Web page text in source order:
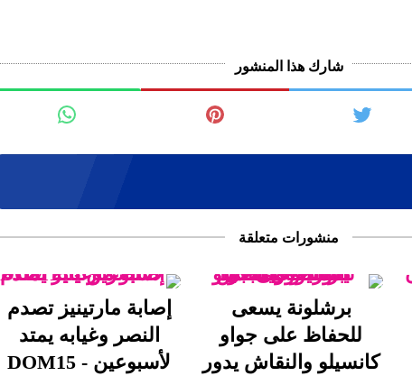
شارك هذا المنشور
منشورات متعلقة
برشلونة يسعى
للحفاظ على جواو
كانسيلو والنقاش يدور
إصابة مارتينيز تصدم
النصر وغيابه يمتد
لأسبوعين - DOM15